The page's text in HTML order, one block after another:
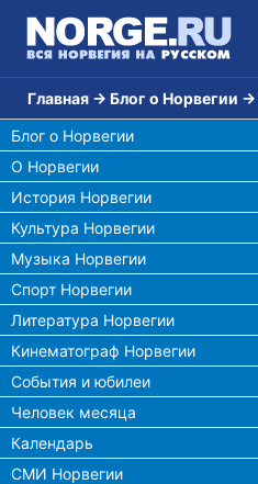
Главная → Блог о Норвегии →
Блог о Норвегии
О Норвегии
История Норвегии
Культура Норвегии
Музыка Норвегии
Спорт Норвегии
Литература Норвегии
Кинематограф Норвегии
События и юбилеи
Человек месяца
Календарь
СМИ Норвегии